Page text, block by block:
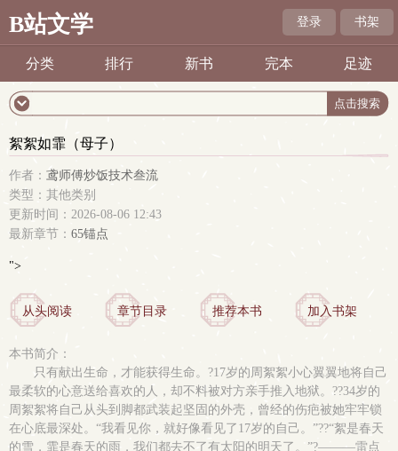
B站文学 登录 书架
分类 排行 新书 完本 足迹
絮絮如霏（母子）
作者： 鸢师傅炒饭技术叁流
类型：其他类别
更新时间：2026-08-06 12:43
最新章节： 65锚点
">
从头阅读 章节目录 推荐本书 加入书架
本书简介：
只有献出生命，才能获得生命。?17岁的周絮絮小心翼翼地将自己
最柔软的心意送给喜欢的人，却不料被对方亲手推入地狱。??34岁的
周絮絮将自己从头到脚都武装起坚固的外壳，曾经的伤疤被她牢牢锁
在心底最深处。“我看见你，就好像看见了17岁的自己。”??“絮是春天
的雪，霏是春天的雨，我们都去不了有太阳的明天了。”?———雷点